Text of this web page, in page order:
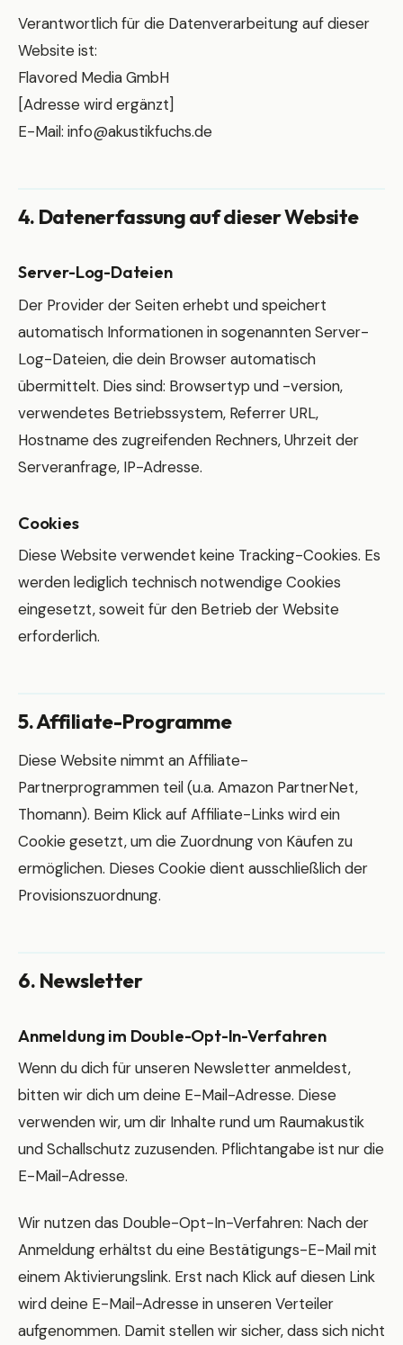
Verantwortlich für die Datenverarbeitung auf dieser
Website ist:
Flavored Media GmbH
[Adresse wird ergänzt]
E-Mail: info@akustikfuchs.de
4. Datenerfassung auf dieser Website
Server-Log-Dateien
Der Provider der Seiten erhebt und speichert
automatisch Informationen in sogenannten Server-
Log-Dateien, die dein Browser automatisch
übermittelt. Dies sind: Browsertyp und -version,
verwendetes Betriebssystem, Referrer URL,
Hostname des zugreifenden Rechners, Uhrzeit der
Serveranfrage, IP-Adresse.
Cookies
Diese Website verwendet keine Tracking-Cookies. Es
werden lediglich technisch notwendige Cookies
eingesetzt, soweit für den Betrieb der Website
erforderlich.
5. Affiliate-Programme
Diese Website nimmt an Affiliate-
Partnerprogrammen teil (u.a. Amazon PartnerNet,
Thomann). Beim Klick auf Affiliate-Links wird ein
Cookie gesetzt, um die Zuordnung von Käufen zu
ermöglichen. Dieses Cookie dient ausschließlich der
Provisionszuordnung.
6. Newsletter
Anmeldung im Double-Opt-In-Verfahren
Wenn du dich für unseren Newsletter anmeldest,
bitten wir dich um deine E-Mail-Adresse. Diese
verwenden wir, um dir Inhalte rund um Raumakustik
und Schallschutz zuzusenden. Pflichtangabe ist nur die
E-Mail-Adresse.
Wir nutzen das Double-Opt-In-Verfahren: Nach der
Anmeldung erhältst du eine Bestätigungs-E-Mail mit
einem Aktivierungslink. Erst nach Klick auf diesen Link
wird deine E-Mail-Adresse in unseren Verteiler
aufgenommen. Damit stellen wir sicher, dass sich nicht